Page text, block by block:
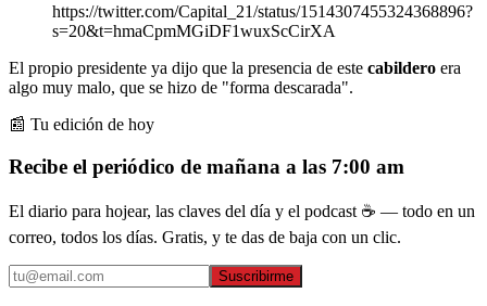
https://twitter.com/Capital_21/status/1514307455324368896?
s=20&t=hmaCpmMGiDF1wuxScCirXA
El propio presidente ya dijo que la presencia de este cabildero era
algo muy malo, que se hizo de "forma descarada".
📰 Tu edición de hoy
Recibe el periódico de mañana a las 7:00 am
El diario para hojear, las claves del día y el podcast ☕ — todo en un
correo, todos los días. Gratis, y te das de baja con un clic.
Suscribirme